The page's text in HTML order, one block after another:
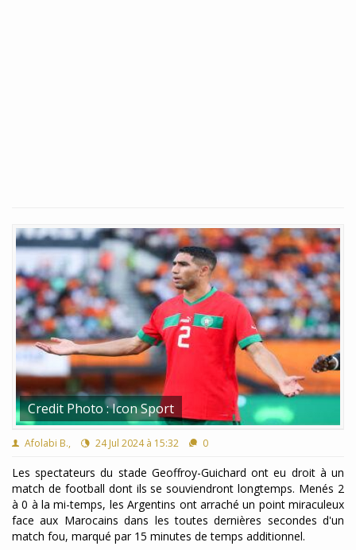
Credit Photo : Icon Sport
Afolabi B., 24 Jul 2024 à 15:32 0
Les spectateurs du stade Geoffroy-Guichard ont eu droit à un
match de football dont ils se souviendront longtemps. Menés 2
à 0 à la mi-temps, les Argentins ont arraché un point miraculeux
face aux Marocains dans les toutes dernières secondes d'un
match fou, marqué par 15 minutes de temps additionnel.